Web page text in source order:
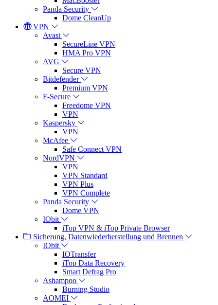
Panda Security
Dome CleanUp
VPN
Avast
SecureLine VPN
HMA Pro VPN
AVG
Secure VPN
Bitdefender
Premium VPN
F-Secure
Freedome VPN
VPN
Kaspersky
VPN
McAfee
Safe Connect VPN
NordVPN
VPN
VPN Standard
VPN Plus
VPN Complete
Panda Security
Dome VPN
IObit
iTop VPN & iTop Private Browser
Sicherung, Datenwiederherstellung und Brennen
IObit
IOTransfer
iTop Data Recovery
Smart Defrag Pro
Ashampoo
Burning Studio
AOMEI